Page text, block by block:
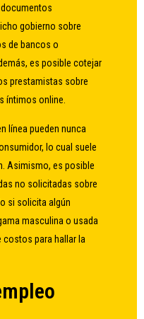
gobierno sobre
de bancos o
es posible cotejar
prestamistas sobre
íntimos online.
línea pueden nunca
lo cual suele
Asimismo, es posible
no solicitadas sobre
si solicita algún
masculina o usada
para hallar la